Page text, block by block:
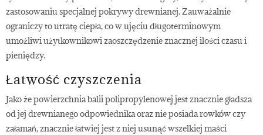
zastosowaniu specjalnej pokrywy drewnianej. Zauważalnie
ograniczy to utratę ciepła, co w ujęciu długoterminowym
umożliwi użytkownikowi zaoszczędzenie znacznej ilości czasu i
pieniędzy.
Łatwość czyszczenia
Jako że powierzchnia balii polipropylenowej jest znacznie gładsza
od jej drewnianego odpowiednika oraz nie posiada rowków czy
załamań, znacznie łatwiej jest z niej usunąć wszelkiej maści